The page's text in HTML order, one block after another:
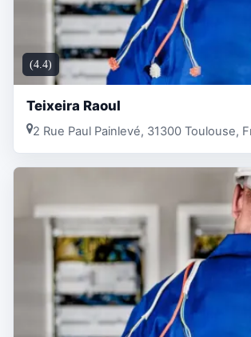
(4.4)
Teixeira Raoul
2 Rue Paul Painlevé, 31300 Toulouse,